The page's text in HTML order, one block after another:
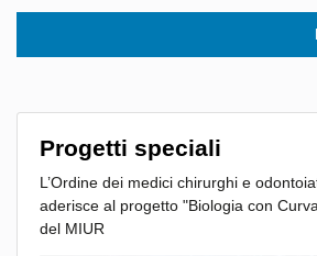
Progetti speciali
L’Ordine dei medici chirurghi e
aderisce al progetto "Biologia con
del MIUR